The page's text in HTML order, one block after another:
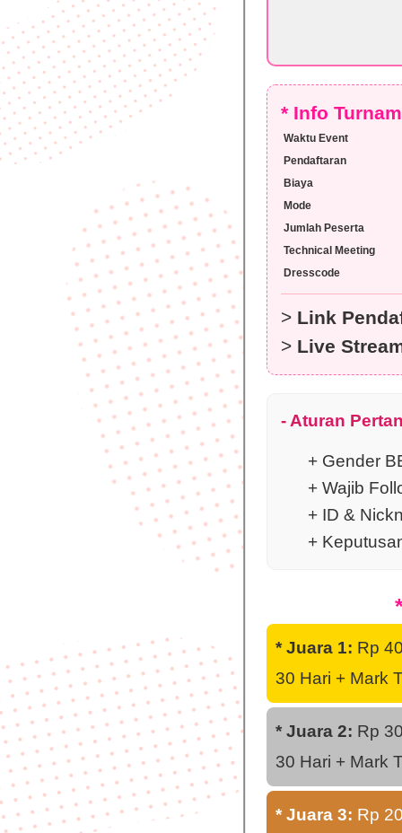
* Info
Waktu Event
Pendaftaran
Biaya
Mode
Jumlah Peserta
Technical Meeting
Dresscode
> Link
> Live
- Aturan
+ Gender
+ Wajib
+ ID &
+
* Juara 1: Rp
30 Hari + Mark
* Juara 2: Rp
30 Hari + Mark
* Juara 3: Rp